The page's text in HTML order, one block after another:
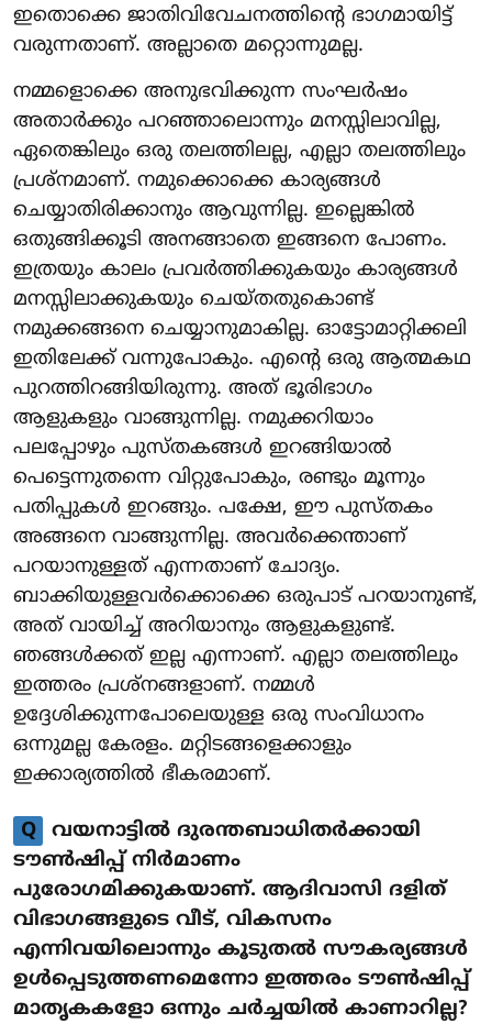
ഇതൊക്കെ ജാതിവിവേചനത്തിന്റെ ഭാഗമായിട്ട്
വരുന്നതാണ്. അല്ലാതെ മറ്റൊന്നുമല്ല.
നമ്മളൊക്കെ അനുഭവിക്കുന്ന സംഘർഷം
അതാർക്കും പറഞ്ഞാലൊന്നും മനസ്സിലാവില്ല,
ഏതെങ്കിലും ഒരു തലത്തിലല്ല, എല്ലാ തലത്തിലും
പ്രശ്നമാണ്. നമുക്കൊക്കെ കാര്യങ്ങൾ
ചെയ്യാതിരിക്കാനും ആവുന്നില്ല. ഇല്ലെങ്കിൽ
ഒതുങ്ങിക്കൂടി അനങ്ങാതെ ഇങ്ങനെ പോണം.
ഇത്രയും കാലം പ്രവർത്തിക്കുകയും കാര്യങ്ങൾ
മനസ്സിലാക്കുകയും ചെയ്തതുകൊണ്ട്
നമുക്കങ്ങനെ ചെയ്യാനുമാകില്ല. ഓട്ടോമാറ്റിക്കലി
ഇതിലേക്ക് വന്നുപോകും. എന്റെ ഒരു ആത്മകഥ
പുറത്തിറങ്ങിയിരുന്നു. അത് ഭൂരിഭാഗം
ആളുകളും വാങ്ങുന്നില്ല. നമുക്കറിയാം
പലപ്പോഴും പുസ്തകങ്ങൾ ഇറങ്ങിയാൽ
പെട്ടെന്നുതന്നെ വിറ്റുപോകും, രണ്ടും മൂന്നും
പതിപ്പുകൾ ഇറങ്ങും. പക്ഷേ, ഈ പുസ്തകം
അങ്ങനെ വാങ്ങുന്നില്ല. അവർക്കെന്താണ്
പറയാനുള്ളത് എന്നതാണ് ചോദ്യം.
ബാക്കിയുള്ളവർക്കൊക്കെ ഒരുപാട് പറയാനുണ്ട്,
അത് വായിച്ച് അറിയാനും ആളുകളുണ്ട്.
ഞങ്ങൾക്കത് ഇല്ല എന്നാണ്. എല്ലാ തലത്തിലും
ഇത്തരം പ്രശ്നങ്ങളാണ്. നമ്മൾ
ഉദ്ദേശിക്കുന്നപോലെയുള്ള ഒരു സംവിധാനം
ഒന്നുമല്ല കേരളം. മറ്റിടങ്ങളെക്കാളും
ഇക്കാര്യത്തിൽ ഭീകരമാണ്.
Q
വയനാട്ടിൽ ദുരന്തബാധിതർക്കായി
ടൗൺഷിപ്പ് നിർമാണം
പുരോഗമിക്കുകയാണ്. ആദിവാസി ദളിത്
വിഭാഗങ്ങളുടെ വീട്, വികസനം
എന്നിവയിലൊന്നും കൂടുതൽ സൗകര്യങ്ങൾ
ഉൾപ്പെടുത്തണമെന്നോ ഇത്തരം ടൗൺഷിപ്പ്
മാതൃകകളോ ഒന്നും ചർച്ചയിൽ കാണാറില്ല?